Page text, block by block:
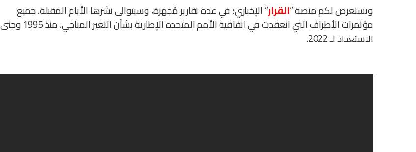
وتستعرض لكم منصة “القرار” الإخباري؛ في عدة تقارير مُجهزة، وسيتوالى نشرها الأيام المقبلة، جميع
مؤتمرات الأطراف التي انعقدت في اتفاقية الأمم المتحدة الإطارية بشأن التغير المناخي، منذ 1995 وحتى
الاستعداد لـ 2022.